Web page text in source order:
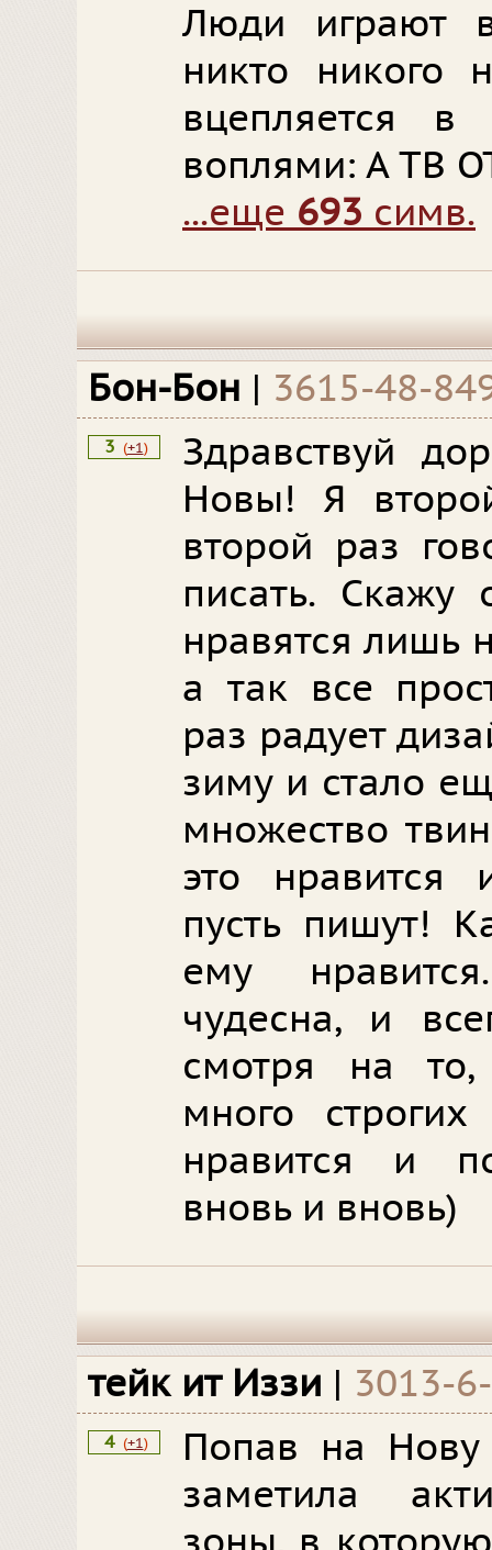
Люди играют в
никто никого
вцепляется в
воплями: А ТВ
...еще 693 симв.
Бон-Бон | 3615-48-
3 (+1)
Здравствуй
Новы! Я
второй раз
писать.
нравятся лишь
а так все
раз радует
зиму и стало
множество
это нравится
пусть пишут!
ему
чудесна, и
смотря на то,
много
нравится и
вновь и вновь)
тейк ит Иззи | 3013-
4 (+1)
Попав на
заметила